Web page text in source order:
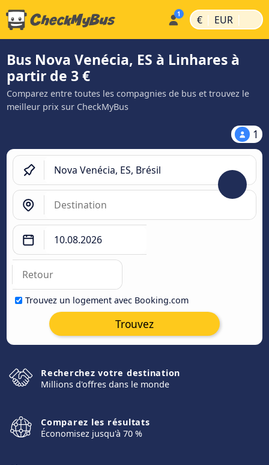
€ | EUR |
Bus Nova Venécia, ES à Linhares à
partir de 3 €
Comparez entre toutes les compagnies de bus et trouvez le
meilleur prix sur CheckMyBus
1
Trouvez un logement avec Booking.com
Trouvez
Recherchez votre destination
Millions d'offres dans le monde
Comparez les résultats
Économisez jusqu'à 70 %